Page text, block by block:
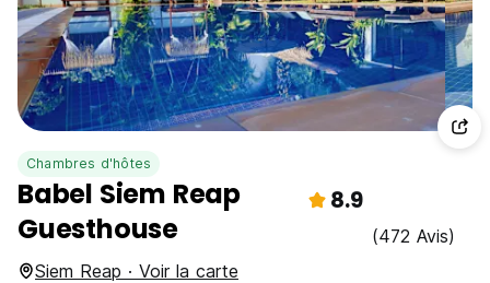
Chambres d'hôtes
Babel Siem Reap
Guesthouse
8.9
(472 Avis)
Siem Reap · Voir la carte